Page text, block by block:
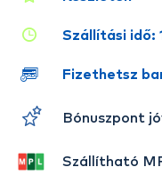
Szállítási idő:
Fizethetsz
Bónuszpont
Szállítható